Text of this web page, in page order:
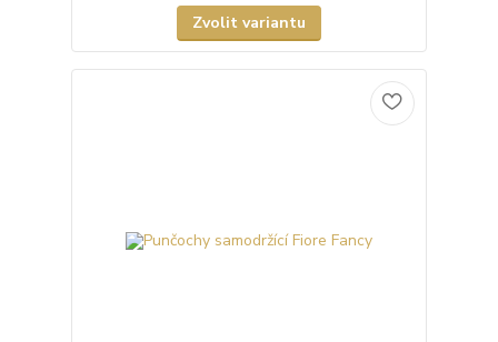
Zvolit variantu